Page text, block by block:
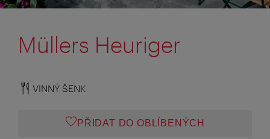
Müllers Heuriger
VINNÝ ŠENK
PŘIDAT DO OBLÍBENÝCH